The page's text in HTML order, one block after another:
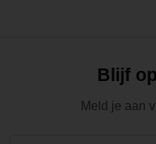
Blijf
Meld je aan